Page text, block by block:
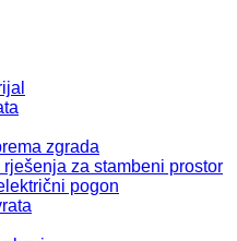
zgrada
za stambeni prostor
pogon